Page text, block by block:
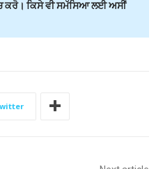
ਕਿਸੇ ਵੀ ਸਮੱਸਿਆ ਲਈ ਅਸੀਂ